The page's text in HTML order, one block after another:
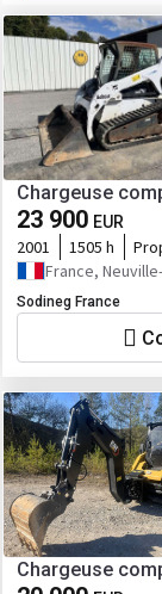
Chargeuse
23 900 EUR
2001 1505 h
France,
Sodineg France
Chargeuse